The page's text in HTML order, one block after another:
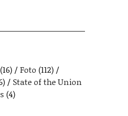
(16) Foto (112)
State of the Union
(4)